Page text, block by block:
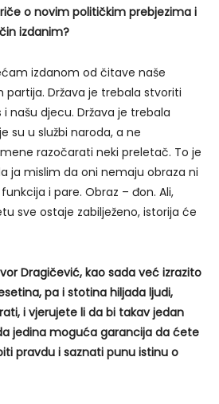
o novim političkim prebjezima i
izdanim?
izdanom od čitave naše
partija. Država je trebala stvoriti
našu djecu. Država je trebala
su u službi naroda, a ne
razočarati neki preletač. To je
ja mislim da oni nemaju obraza ni
i pare. Obraz – đon. Ali,
sve ostaje zabilježeno, istorija će
Dragičević, kao sada već izrazito
pa i stotina hiljada ljudi,
i vjerujete li da bi takav jedan
jedina moguća garancija da ćete
pravdu i saznati punu istinu o